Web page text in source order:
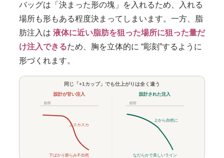
バッグは「決まった形の塊」を入れるため、入れる
場所も形もある程度決まってしまいます。一方、脂
肪注入は 液体に近い脂肪を狙った場所に狙った量だ
け注入できるため、胸を立体的に “彫刻”するように
形づくれます。
同じ「+1カップ」でも仕上がりは全く違う
設計が甘い注入
鎖骨
上スカスカ
下ばかり膨らみ不自然
設計された注入
鎖骨
上から自然に
なだらかで美しいライン